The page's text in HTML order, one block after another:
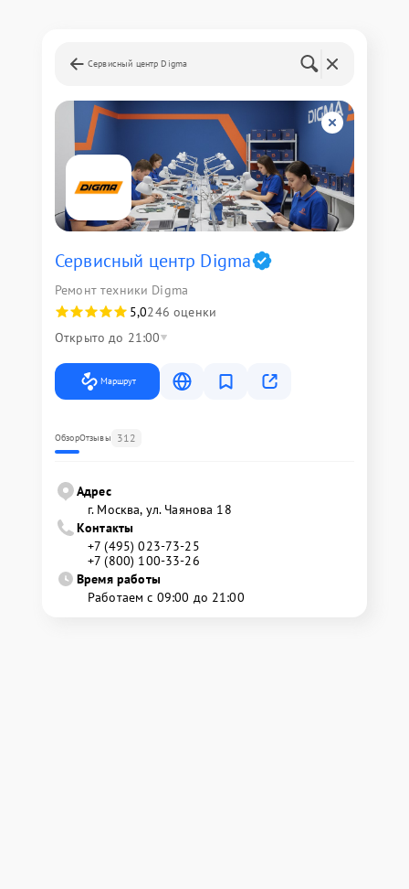
Сервисный центр Digma
Сервисный центр Digma
Ремонт техники Digma
5,0246 оценки
Открыто до 21:00
Маршрут
ОбзорОтзывы 312
Адрес
г. Москва, ул. Чаянова 18
Контакты
+7 (495) 023-73-25
+7 (800) 100-33-26
Время работы
Работаем с 09:00 до 21:00